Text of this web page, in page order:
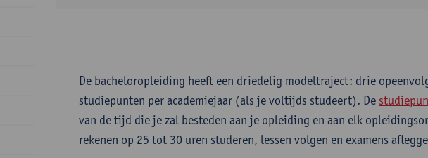
De bacheloropleiding heeft een driedelig modeltraject: drie
studiepunten per academiejaar (als je voltijds studeert). De
van de tijd die je zal besteden aan je opleiding en aan elk
rekenen op 25 tot 30 uren studeren, lessen volgen en examens